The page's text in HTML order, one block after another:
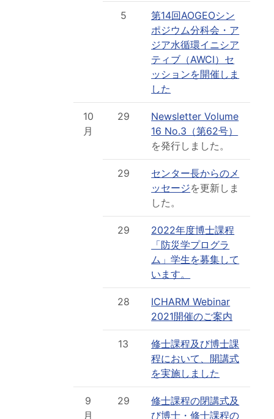
5
第14回AOGEOシン
ポジウム分科会・ア
ジア水循環イニシア
ティブ（AWCI）セ
ッションを開催しま
した
10
月
29
Newsletter Volume
16 No.3（第62号）
を発行しました。
29
センター長からのメ
ッセージを更新しま
した。
29
2022年度博士課程
「防災学プログラ
ム」学生を募集して
います。
28
ICHARM Webinar
2021開催のご案内
13
修士課程及び博士課
程において、開講式
を実施しました
9
月
29
修士課程の閉講式及
び博士・修士課程の